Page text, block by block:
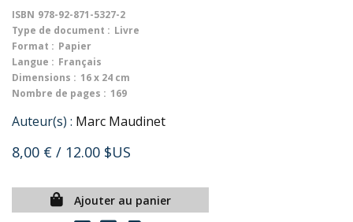
ISBN 978-92-871-5327-2
Type de document : Livre
Format : Papier
Langue : Français
Dimensions : 16 x 24 cm
Nombre de pages : 169
Auteur(s) : Marc Maudinet
8,00 € / 12.00 $US
Ajouter au panier